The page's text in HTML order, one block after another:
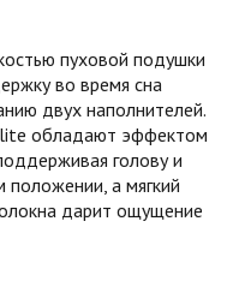
пуховой подушки
во время сна
двух наполнителей.
обладают эффектом
голову и
а мягкий
дарит ощущение